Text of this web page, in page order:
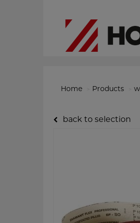
Home Products
back to selection